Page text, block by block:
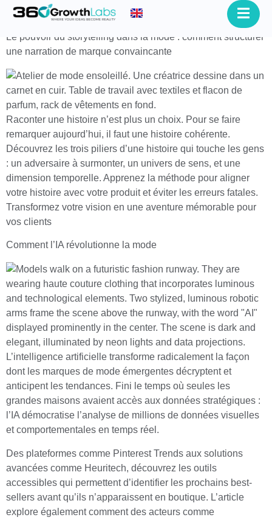
Le pouvoir du storytelling dans la mode : comment structurer
une narration de marque convaincante
Raconter une histoire n’est plus un choix. Pour se faire
remarquer aujourd’hui, il faut une histoire cohérente.
Découvrez les trois piliers d’une histoire qui touche les gens
: un adversaire à surmonter, un univers de sens, et une
dimension temporelle. Apprenez la méthode pour aligner
votre histoire avec votre produit et éviter les erreurs fatales.
Transformez votre vision en une aventure mémorable pour
vos clients
Comment l’IA révolutionne la mode
L’intelligence artificielle transforme radicalement la façon
dont les marques de mode émergentes décryptent et
anticipent les tendances. Fini le temps où seules les
grandes maisons avaient accès aux données stratégiques :
l’IA démocratise l’analyse de millions de données visuelles
et comportementales en temps réel.
Des plateformes comme Pinterest Trends aux solutions
avancées comme Heuritech, découvrez les outils
accessibles qui permettent d’identifier les prochains best-
sellers avant qu’ils n’apparaissent en boutique. L’article
explore également comment des acteurs comme